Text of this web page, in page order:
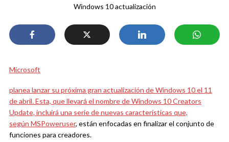
Windows 10 actualización
Microsoft
planea lanzar su próxima gran actualización de Windows 10 el 11
de abril. Esta, que llevará el nombre de Windows 10 Creators
Update, incluirá una serie de nuevas características que,
según MSPoweruser, están enfocadas en finalizar el conjunto de
funciones para creadores.